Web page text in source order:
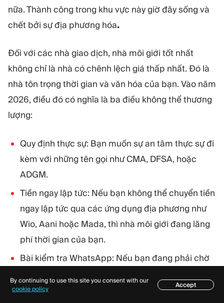
nữa. Thành công trong khu vực này giờ đây sống và
chết bởi sự địa phương hóa.
Đối với các nhà giao dịch, nhà môi giới tốt nhất
không chỉ là nhà có chênh lệch giá thấp nhất. Đó là
nhà tôn trọng thời gian và văn hóa của bạn. Vào năm
2026, điều đó có nghĩa là ba điều không thể thương
lượng:
Quy định thực sự: Bạn muốn sự an tâm thực sự đi
kèm với những tên gọi như CMA, DFSA, hoặc
ADGM.
Tiền ngay lập tức: Nếu bạn không thể chuyển tiền
ngay lập tức qua các ứng dụng địa phương như
Wio, Aani hoặc Mada, thì nhà môi giới đang lãng
phí thời gian của bạn.
Bài kiểm tra WhatsApp: Nếu bạn đang phải chờ
thực tế bằng ngôn ngữ của riêng bạn, bạn đang
Mục lục
By continuing to use this site you consent with our
cookie policy
Accept